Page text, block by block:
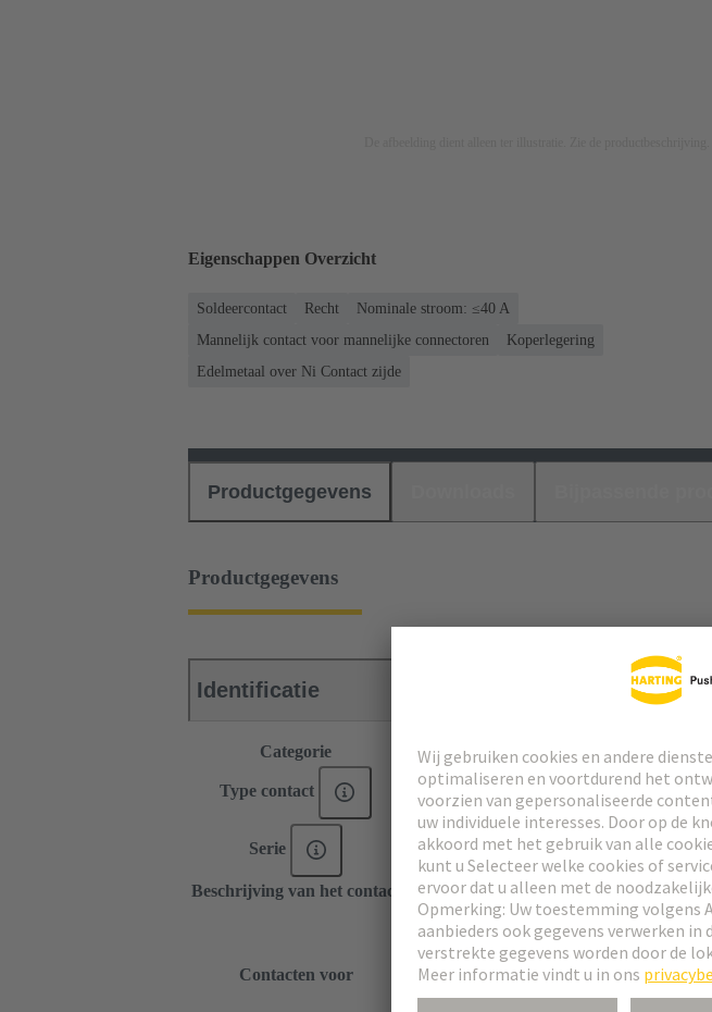
Eigenschappen Overzicht
Soldeercontact Recht
Nominale stroom: ≤40 A
Mannelijk contact voor mannelijke connectoren
Koperlegering
Edelmetaal over Ni Contact zijde
Productgegevens
Productgegevens
Identificatie
Categorie Contacten
Type contact Soldeercontact
Serie
DIN 41612
har-modular®
Beschrijving van het contact
Recht
Contacten voor
DIN 41612 Type M
DIN 41612 Type M invers
DIN 41612 Type MH 21+5
DIN 41612 Bauform M 0+2